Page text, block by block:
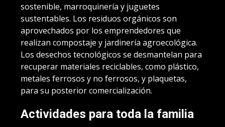
sostenible, marroquinería y juguetes
sustentables. Los residuos orgánicos son
aprovechados por los emprendedores que
realizan compostaje y jardinería agroecológica.
Los desechos tecnológicos se desmantelan para
recuperar materiales reciclables, como plástico,
metales ferrosos y no ferrosos, y plaquetas,
para su posterior comercialización.
Actividades para toda la familia